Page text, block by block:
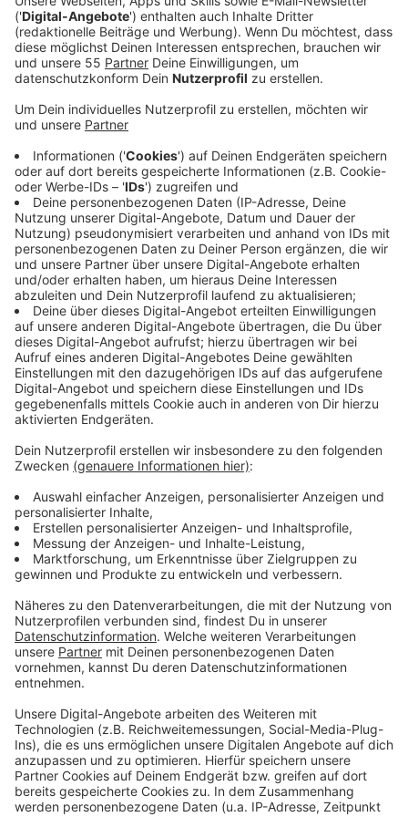
Ein 46-jähriger Mitsubishi-Fahrer musste an einer
Engstelle dort stark abbremsen, weil sich ein
entgegenkommender Wagen unberechtigt die
Vorfahrt genommen habe. Der Fahrer dieses Autos
beschimpft und sprühte ihm durch das geöffnete
Fenster Reizstoff ins Gesicht gesprüht. Der Erkrather
wurde leicht verletzt und vor Ort ambulant behandelt.
Weiterfahren konnte er nicht.
Der Unbekannte flüchtete.
Anzeige
Er wird von Zeugen wie folgt beschrieben:
- Männlich
- 25 bis 30 Jahre alt
- Sprach akzentfrei Deutsch
Der Täter soll ein mittelgroßes, dunkles Auto gefahren
haben.
Die Polizei fragt: Wer hat am Montag, 8. Dezember
205, zum angegebenen Zeitpunkt in Erkrath die Tat
beobachtet oder kann sonstige Angaben dazu
machen? Hinweise bitte jederzeit an die Polizei
Anzeige